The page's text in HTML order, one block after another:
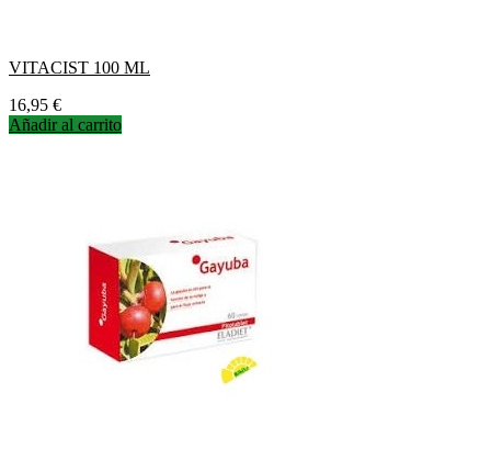
VITACIST 100 ML
Precio
16,95 €
Añadir al carrito